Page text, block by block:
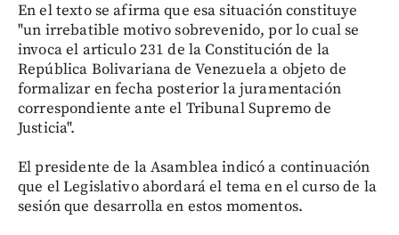
En el texto se afirma que esa situación constituye
"un irrebatible motivo sobrevenido, por lo cual se
invoca el articulo 231 de la Constitución de la
República Bolivariana de Venezuela a objeto de
formalizar en fecha posterior la juramentación
correspondiente ante el Tribunal Supremo de
Justicia".
El presidente de la Asamblea indicó a continuación
que el Legislativo abordará el tema en el curso de la
sesión que desarrolla en estos momentos.